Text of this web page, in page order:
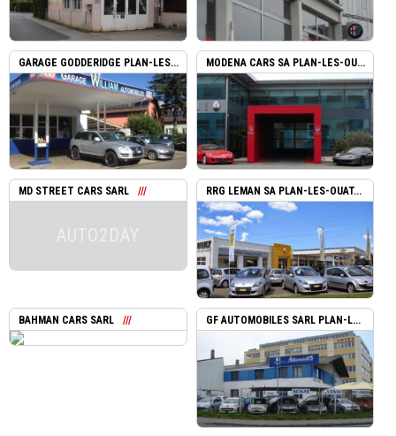
GARAGE GODDERIDGE PLAN-LES... MODENA CARS SA PLAN-LES-OU...
MD STREET CARS SARL
AUTO2DAY
RRG LEMAN SA PLAN-LES-OUAT...
BAHMAN CARS SARL GF AUTOMOBILES SARL PLAN-L...